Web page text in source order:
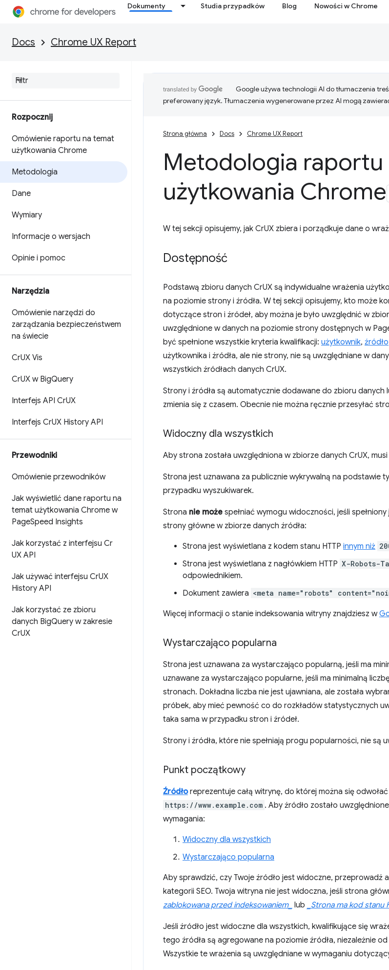
Dokumenty Studia przypadków Blog Nowości w Chrome
Docs Chrome UX Report
Rozpocznij
Omówienie raportu na temat
użytkowania Chrome
Metodologia
Dane
Wymiary
Informacje o wersjach
Opinie i pomoc
Narzędzia
Omówienie narzędzi do
zarządzania bezpieczeństwem
na świecie
CrUX Vis
CrUX w BigQuery
Interfejs API CrUX
Interfejs CrUX History API
Przewodniki
Omówienie przewodników
Jak wyświetlić dane raportu na
temat użytkowania Chrome w
PageSpeed Insights
Jak korzystać z interfejsu Cr
UX API
Jak używać interfejsu CrUX
History API
Jak korzystać ze zbioru
danych BigQuery w zakresie
CrUX
Google używa technologii AI do tłumaczenia
preferowany język. Tłumaczenia wygenerowane przez AI mogą
Strona główna Docs Chrome UX Report
Metodologia raportu
użytkowania Chrome
W tej sekcji opisujemy, jak CrUX zbiera i porządkuje dane o
Dostępność
Podstawą zbioru danych CrUX są indywidualne wrażenia
na poziomie strony i źródła. W tej sekcji opisujemy, kto może
dotyczące stron i źródeł, aby można je było uwzględnić w
uwzględnione w danych na poziomie strony dostępnych w
być spełnione wszystkie kryteria kwalifikacji: użytkownik, źródło
użytkownika i źródła, ale nie strony, nie są uwzględniane w
wszystkich źródłach danych CrUX.
Strony i źródła są automatycznie dodawane do zbioru danych
zmienia się z czasem. Obecnie nie można ręcznie przesyłać
Widoczny dla wszystkich
Aby strona została uwzględniona w zbiorze danych CrUX,
Strona jest uznawana za publicznie wykrywalną na podstawie
przypadku wyszukiwarek.
Strona nie może spełniać wymogu widoczności, jeśli spełniony
strony główne w zbiorze danych źródła:
Strona jest wyświetlana z kodem stanu HTTP innym niż
Strona jest wyświetlana z nagłówkiem HTTP X-Robots-
odpowiednikiem.
Dokument zawiera <meta name="robots"
Więcej informacji o stanie indeksowania witryny znajdziesz w
Wystarczająco popularna
Strona jest uznawana za wystarczająco popularną, jeśli ma
uznawane za wystarczająco popularne, jeśli ma minimalną
stronach. Dokładna liczba nie jest ujawniana, ale została
próbek, aby mieć pewność co do rozkładów statystycznych
taka sama w przypadku stron i źródeł.
Strony i źródła, które nie spełniają progu popularności, nie są
Punkt początkowy
Źródłoreprezentuje całą witrynę, do której można się
https://www.example.com . Aby źródło zostało
wymagania:
Widoczny dla wszystkich
Wystarczająco popularna
Aby sprawdzić, czy Twoje źródło jest widoczne, przeprowadź a
kategorii SEO. Twoja witryna nie jest widoczna, jeśli strona
zablokowana przed indeksowaniem_ lub _Strona ma kod stanu
Jeśli źródło jest widoczne dla wszystkich, kwalifikujące się
tego źródła są agregowane na poziomie źródła, niezależnie
Wszystkie te wrażenia są uwzględniane w wymaganiu